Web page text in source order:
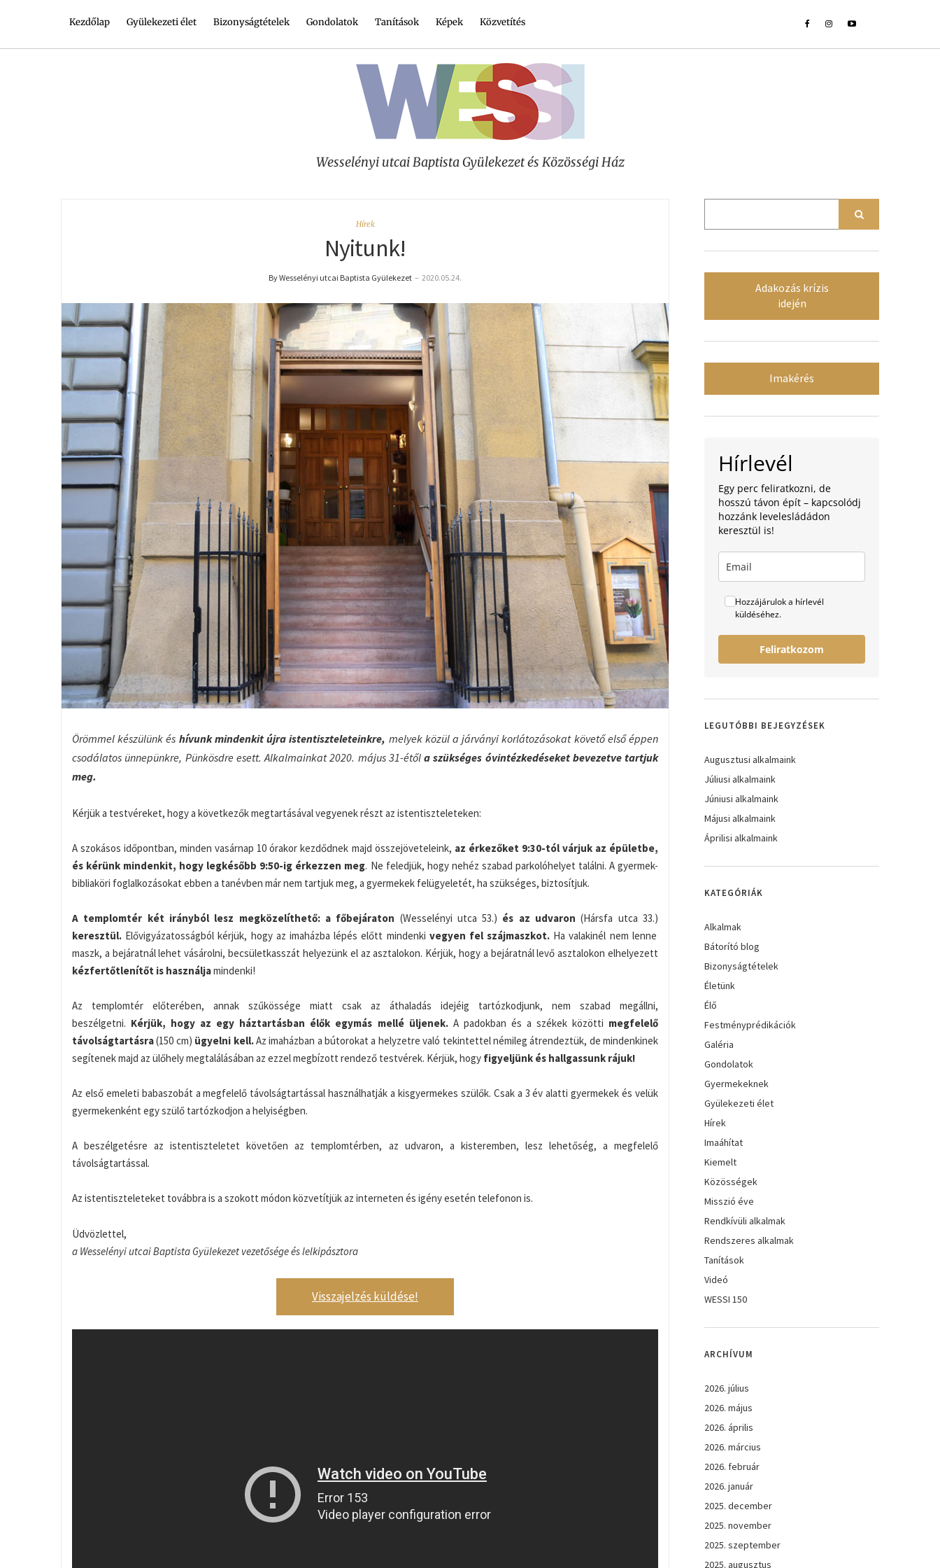
Kezdőlap Gyülekezeti élet Bizonyságtételek Gondolatok Tanítások Képek Közvetítés
Wesselényi utcai Baptista Gyülekezet és Közösségi Ház
Hírek
Nyitunk!
By Wesselényi utcai Baptista Gyülekezet – 2020.05.24.
Örömmel készülünk és hívunk mindenkit újra istentiszteleteinkre, melyek közül a járványi korlátozásokat követő első éppen
csodálatos ünnepünkre, Pünkösdre esett. Alkalmainkat 2020. május 31-étőla szükséges óvintézkedéseket bevezetve tartjuk
meg.
Kérjük a testvéreket, hogy a következők megtartásával vegyenek részt az istentiszteleteken:
A szokásos időpontban, minden vasárnap 10 órakor kezdődnek majd összejöveteleink, az érkezőket 9:30-tól várjuk az épületbe,
és kérünk mindenkit, hogy legkésőbb 9:50-ig érkezzen meg. Ne feledjük, hogy nehéz szabad parkolóhelyet találni. A gyermek-
bibliaköri foglalkozásokat ebben a tanévben már nem tartjuk meg, a gyermekek felügyeletét, ha szükséges, biztosítjuk.
A templomtér két irányból lesz megközelíthető: a főbejáraton (Wesselényi utca 53.) és az udvaron(Hársfa utca 33.)
keresztül. Elővigyázatosságból kérjük, hogy az imaházba lépés előtt mindenki vegyen fel szájmaszkot. Ha valakinél nem lenne
maszk, a bejáratnál lehet vásárolni, becsületkasszát helyezünk el az asztalokon. Kérjük, hogy a bejáratnál levő asztalokon elhelyezett
kézfertőtlenítőt is használjamindenki!
Az templomtér előterében, annak szűkössége miatt csak az áthaladás idejéig tartózkodjunk, nem szabad megállni,
beszélgetni. Kérjük, hogy az egy háztartásban élők egymás mellé üljenek. A padokban és a székek közötti megfelelő
távolságtartásra(150 cm) ügyelni kell.Az imaházban a bútorokat a helyzetre való tekintettel némileg átrendeztük, de mindenkinek
segítenek majd az ülőhely megtalálásában az ezzel megbízott rendező testvérek. Kérjük, hogy figyeljünk és hallgassunk rájuk!
Az első emeleti babaszobát a megfelelő távolságtartással használhatják a kisgyermekes szülők. Csak a 3 év alatti gyermekek és velük
gyermekenként egy szülő tartózkodjon a helyiségben.
A beszélgetésre az istentiszteletet követően az templomtérben, az udvaron, a kisteremben, lesz lehetőség, a megfelelő
távolságtartással.
Az istentiszteleteket továbbra is a szokott módon közvetítjük az interneten és igény esetén telefonon is.
Üdvözlettel,
a Wesselényi utcai Baptista Gyülekezet vezetősége és lelkipásztora
Visszajelzés küldése!
Adakozás krízis
idején
Imakérés
Hírlevél
Egy perc feliratkozni, de
hosszú távon épít – kapcsolódj
hozzánk levelesládádon
keresztül is!
Hozzájárulok a hírlevél
küldéséhez.
Feliratkozom
LEGUTÓBBI BEJEGYZÉSEK
Augusztusi alkalmaink
Júliusi alkalmaink
Júniusi alkalmaink
Májusi alkalmaink
Áprilisi alkalmaink
KATEGÓRIÁK
Alkalmak
Bátorító blog
Bizonyságtételek
Életünk
Élő
Festményprédikációk
Galéria
Gondolatok
Gyermekeknek
Gyülekezeti élet
Hírek
Imaáhítat
Kiemelt
Közösségek
Misszió éve
Rendkívüli alkalmak
Rendszeres alkalmak
Tanítások
Videó
WESSI 150
ARCHÍVUM
2026. július
2026. május
2026. április
2026. március
2026. február
2026. január
2025. december
2025. november
2025. szeptember
2025. augusztus